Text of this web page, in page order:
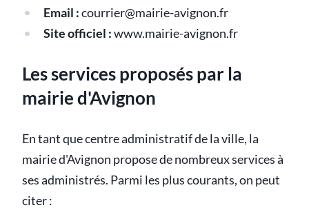
Email :courrier@mairie-avignon.fr
Site officiel :www.mairie-avignon.fr
Les services proposés par la
mairie d'Avignon
En tant que centre administratif de la ville, la
mairie d'Avignon propose de nombreux services à
ses administrés. Parmi les plus courants, on peut
citer :